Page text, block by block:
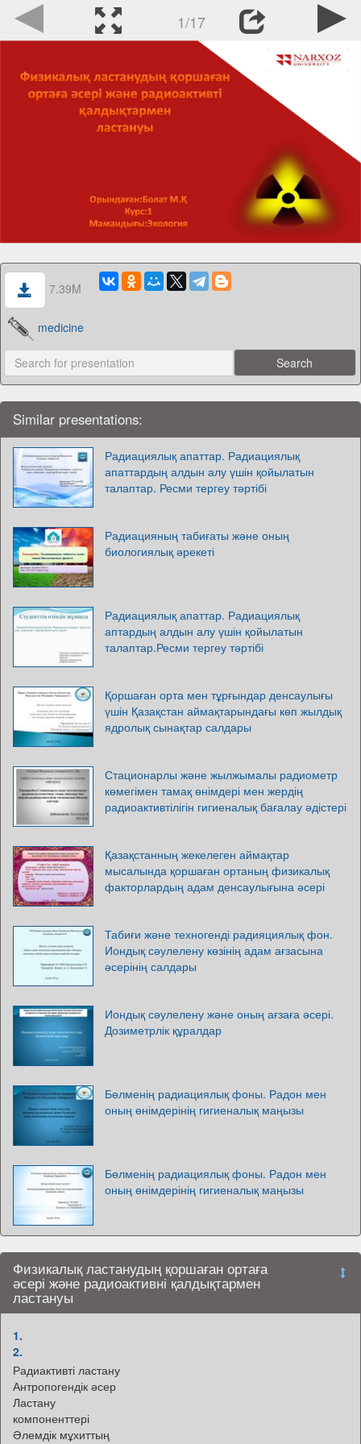
1/17
7.39M
medicine
Similar presentations:
Радиациялық апаттар. Радиациялық
апаттардың алдын алу үшін қойылатын
талаптар. Ресми тергеу тәртібі
Радиацияның табиғаты және оның
биологиялық әрекеті
Радиациялық апаттар. Радиациялық
аптардың алдын алу үшін қойылатын
талаптар.Ресми тергеу тәртібі
Қоршаған орта мен тұрғындар денсаулығы
үшін Қазақстан аймақтарындағы көп жылдық
ядролық сынақтар салдары
Стационарлы және жылжымалы радиометр
көмегімен тамақ өнімдері мен жердің
радиоактивтілігін гигиеналық бағалау әдістері
Қазақстанның жекелеген аймақтар
мысалында қоршаған ортаның физикалық
факторлардың адам денсаулығына әсері
Табиғи және техногенді радияциялық фон.
Иондық сәулелену көзінің адам ағзасына
әсерінің салдары
Иондық сәулелену және оның ағзаға әсері.
Дозиметрлік құралдар
Бөлменің радиациялық фоны. Радон мен
оның өнімдерінің гигиеналық маңызы
Бөлменің радиациялық фоны. Радон мен
оның өнімдерінің гигиеналық маңызы
Физикалық ластанудың қоршаған ортаға
әсері және радиоактивні қалдықтармен
ластануы
1.
2.
Радиактивті ластану
Антропогендік әсер
Ластану
компоненттері
Әлемдік мұхиттың